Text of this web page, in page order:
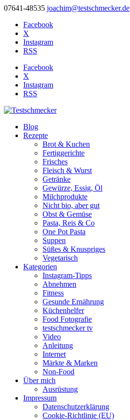
07641-48535 joachim@testschmecker.de
Facebook
X
Instagram
RSS
Facebook
X
Instagram
RSS
Blog
Rezepte
Brot & Kuchen
Fertiggerichte
Frisches
Fleisch & Wurst
Getränke
Gewürze, Essig, Öl
Milchprodukte
Nicht bio, aber gut
Obst & Gemüse
Pasta, Reis & Co
One Pot Pasta
Suppen
Süßes & Knuspriges
Vegetarisch
Kategorien
Instagram-Tipps
Abnehmen
Fitness
Gesunde Ernährung
Küchenhelfer
Food Fotografie
testschmecker tv
Video
Anleitung
Internet
Märkte & Marken
Non-Food
Über mich
Ausrüstung
Impressum
Datenschutzerklärung
Cookie-Richtlinie (EU)